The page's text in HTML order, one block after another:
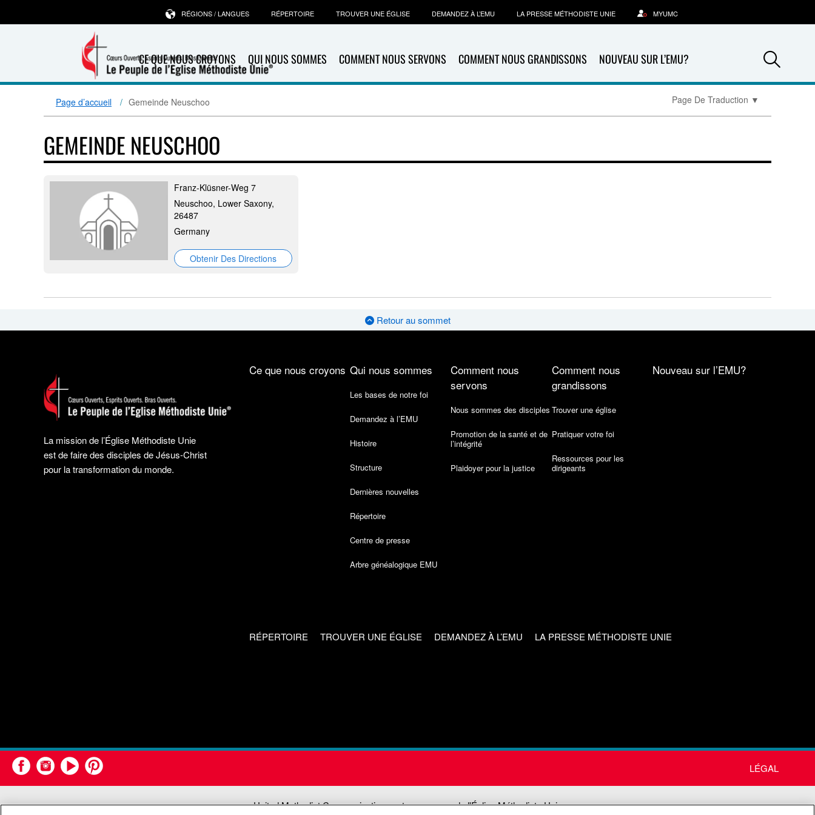
CE QUE NOUS CROYONS QUI NOUS SOMMES COMMENT NOUS SERVONS COMMENT NOUS GRANDISSONS NOUVEAU SUR L’EMU?
RÉGIONS / LANGUES RÉPERTOIRE TROUVER UNE ÉGLISE DEMANDEZ À L’EMU LA PRESSE MÉTHODISTE UNIE MYUMC
Page d’accueil Gemeinde Neuschoo Page De Traduction ▼
GEMEINDE NEUSCHOO
Franz-Klüsner-Weg 7
Neuschoo, Lower Saxony,
26487
Germany
Obtenir Des Directions
Retour au sommet
La mission de l’Église Méthodiste Unie
est de faire des disciples de Jésus-Christ
pour la transformation du monde.
Ce que nous croyons Qui nous sommes
Les bases de notre foi
Demandez à l’EMU
Histoire
Structure
Dernières nouvelles
Répertoire
Centre de presse
Arbre généalogique EMU
Comment nous
servons
Nous sommes des disciples
Promotion de la santé et de
l’intégrité
Plaidoyer pour la justice
Comment nous
grandissons
Trouver une église
Pratiquer votre foi
Ressources pour les
dirigeants
Nouveau sur l’EMU?
RÉPERTOIRE TROUVER UNE ÉGLISE DEMANDEZ À L’EMU LA PRESSE MÉTHODISTE UNIE
LÉGAL
United Methodist Communications est une agence de l'Église Méthodiste Unie